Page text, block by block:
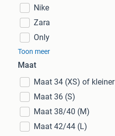
Nike
Zara
Only
Toon meer
Maat
Maat 34 (XS) of kleiner
Maat 36 (S)
Maat 38/40 (M)
Maat 42/44 (L)